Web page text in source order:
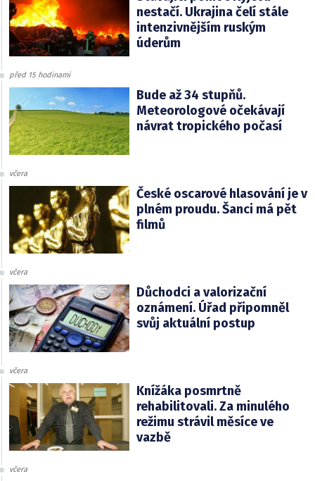
nestačí. Ukrajina čelí stále
intenzivnějším ruským
úderům
před 15 hodinami
Bude až 34 stupňů.
Meteorologové očekávají
návrat tropického počasí
včera
České oscarové hlasování je v
plném proudu. Šanci má pět
filmů
včera
Důchodci a valorizační
oznámení. Úřad připomněl
svůj aktuální postup
včera
Knížáka posmrtně
rehabilitovali. Za minulého
režimu strávil měsíce ve
vazbě
včera